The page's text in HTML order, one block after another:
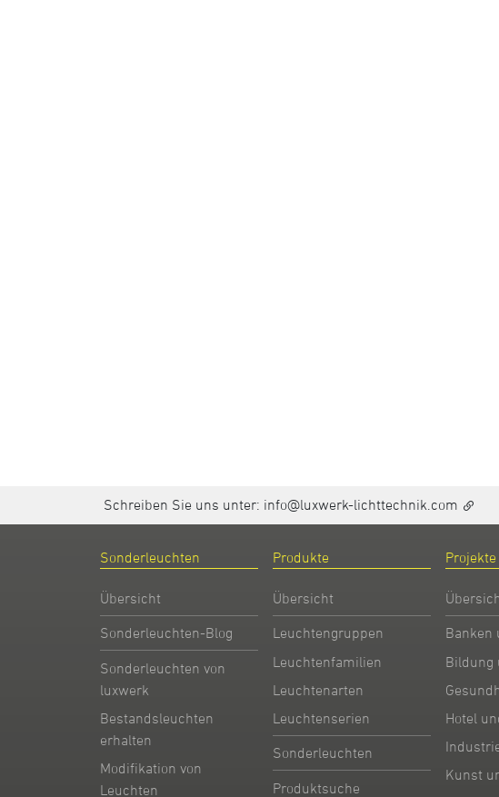
Schreiben Sie uns unter: info@luxwerk-lichttechnik.com
Sonderleuchten
Übersicht
Sonderleuchten-Blog
Sonderleuchten von
luxwerk
Bestandsleuchten
erhalten
Modifikation von
Leuchten
Produkte
Übersicht
Leuchtengruppen
Leuchtenfamilien
Leuchtenarten
Leuchtenserien
Sonderleuchten
Produktsuche
Projekte
Banken
Bildung
Hotel
Kunst